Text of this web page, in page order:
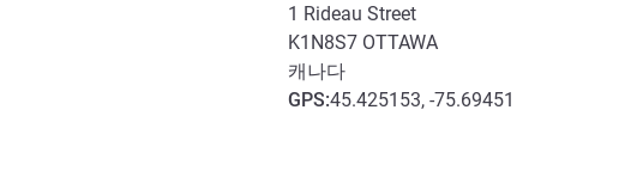
1 Rideau Street
K1N8S7 OTTAWA
캐나다
GPS:45.425153, -75.69451